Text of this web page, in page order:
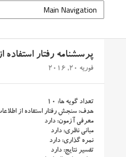
پرسشنامه رفتار استفاده
فوریه 20, 2016
تعداد گویه ها: ۱۰
هدف: سنجش رفتار استفاده از
معرفی آزمون: دارد
مبانی نظری: دارد
نمره گذاری: دارد
تفسیر نتایج: دارد